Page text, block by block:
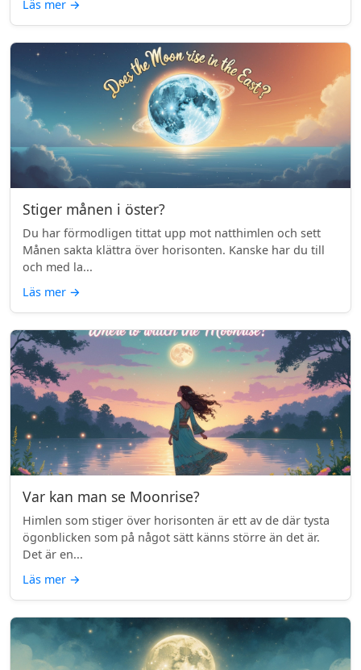
Läs mer →
Stiger månen i öster?
Du har förmodligen tittat upp mot natthimlen och sett
Månen sakta klättra över horisonten. Kanske har du till
och med la...
Läs mer →
Var kan man se Moonrise?
Himlen som stiger över horisonten är ett av de där tysta
ögonblicken som på något sätt känns större än det är.
Det är en...
Läs mer →